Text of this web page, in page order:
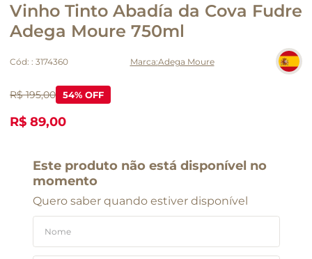
Vinho Tinto Abadía da Cova Fudre
Adega Moure 750ml
Cód: : 3174360 Adega Moure
R$ 195,00 54% OFF
R$ 89,00
Este produto não está disponível no
momento
Quero saber quando estiver disponível